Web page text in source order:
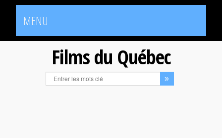
MENU
Films du Québec